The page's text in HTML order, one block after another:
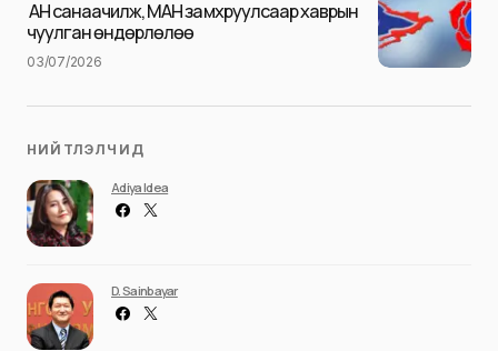
Илгээх
АН санаачилж, МАН замхруулсаар хаврын
чуулган өндөрлөлөө
03/07/2026
НИЙТЛЭЛЧИД
Adiya Idea
D. Sainbayar